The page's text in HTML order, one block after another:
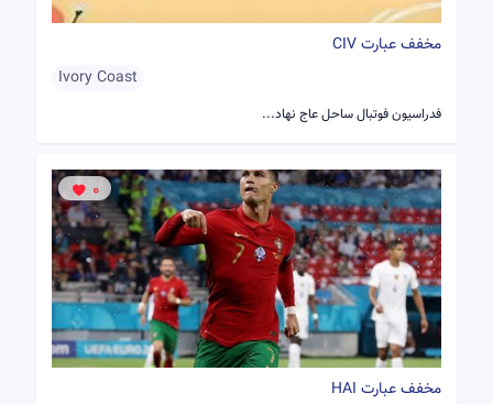
مخفف عبارت CIV
Ivory Coast
فدراسیون فوتبال ساحل عاج نهاد...
0
مخفف عبارت HAI